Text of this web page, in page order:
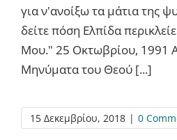
για ν'ανοίξω τα μάτια της
δείτε πόση Ελπίδα
Μου." 25 Οκτωβρίου, 1991
Μηνύματα του Θεού [...]
15 Δεκεμβρίου, 2018 | 0